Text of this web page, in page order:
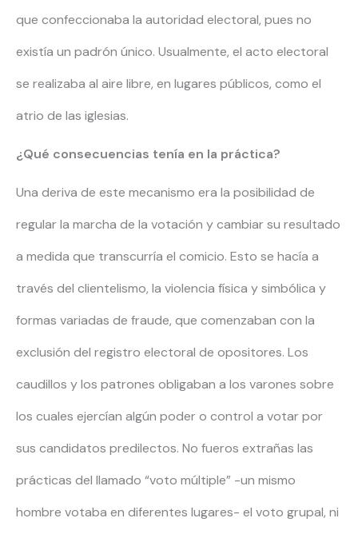
que confeccionaba la autoridad electoral, pues no
existía un padrón único. Usualmente, el acto electoral
se realizaba al aire libre, en lugares públicos, como el
atrio de las iglesias.
¿Qué consecuencias tenía en la práctica?
Una deriva de este mecanismo era la posibilidad de
regular la marcha de la votación y cambiar su resultado
a medida que transcurría el comicio. Esto se hacía a
través del clientelismo, la violencia física y simbólica y
formas variadas de fraude, que comenzaban con la
exclusión del registro electoral de opositores. Los
caudillos y los patrones obligaban a los varones sobre
los cuales ejercían algún poder o control a votar por
sus candidatos predilectos. No fueros extrañas las
prácticas del llamado “voto múltiple” -un mismo
hombre votaba en diferentes lugares- el voto grupal, ni